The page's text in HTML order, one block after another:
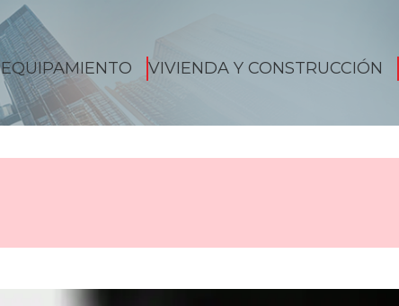
EQUIPAMIENTO VIVIENDA Y CONSTRUCCIÓN